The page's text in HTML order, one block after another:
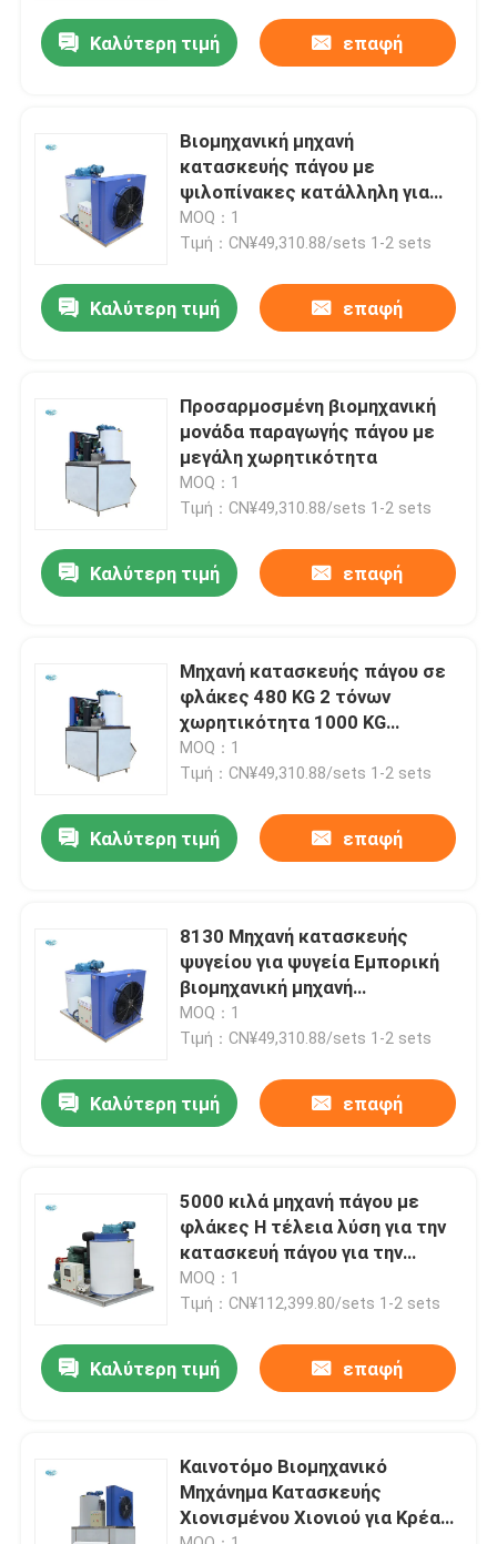
Προϊόντα
Εμφάνιση VR
Σχετικά με εμάς
Έλεγχος ποιότητας
Ζητήστε μια προσφορά
Μηχανή πάγου σωλήνων
Μεγάλη μηχανή πάγου κύβους
Καλύτερη τιμή επαφή
Βιομηχανική μηχανή
κατασκευής πάγου με
ψιλοπίνακες κατάλληλη για
τάση 50Hz
MOQ：1
Τιμή：CN¥49,310.88/sets 1-2 sets
Καλύτερη τιμή επαφή
Προσαρμοσμένη βιομηχανική
μονάδα παραγωγής πάγου με
μεγάλη χωρητικότητα
MOQ：1
Τιμή：CN¥49,310.88/sets 1-2 sets
Καλύτερη τιμή επαφή
Μηχανή κατασκευής πάγου σε
φλάκες 480 KG 2 τόνων
χωρητικότητα 1000 KG
Αποθήκευση πάγου για
βιομηχανικές χρήσεις
MOQ：1
Τιμή：CN¥49,310.88/sets 1-2 sets
Καλύτερη τιμή επαφή
8130 Μηχανή κατασκευής
ψυγείου για ψυγεία Εμπορική
βιομηχανική μηχανή
κατασκευής ψυγείου για
ψυγεία
MOQ：1
Τιμή：CN¥49,310.88/sets 1-2 sets
Καλύτερη τιμή επαφή
5000 κιλά μηχανή πάγου με
φλάκες Η τέλεια λύση για την
κατασκευή πάγου για την
επιχείρησή σας
MOQ：1
Τιμή：CN¥112,399.80/sets 1-2 sets
Καλύτερη τιμή επαφή
Καινοτόμο Βιομηχανικό
Μηχάνημα Κατασκευής
Χιονισμένου Χιονιού για Κρέας